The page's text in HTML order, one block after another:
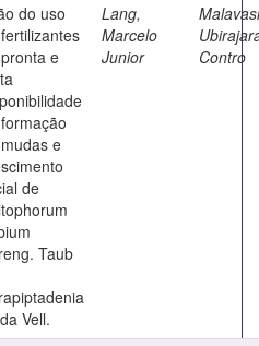
do uso
e
e
de
Taub
Vell.
Lang,
Marcelo
Junior
Contro